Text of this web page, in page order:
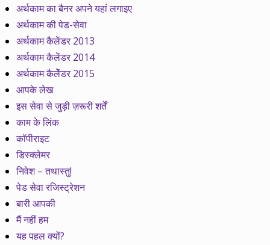
अर्थकाम का बैनर अपने यहां लगाइए
अर्थकाम की पेड-सेवा
अर्थकाम कैलेंडर 2013
अर्थकाम कैलेंडर 2014
अर्थकाम कैलेेंडर 2015
आपके लेख
इस सेवा से जुड़ी ज़रूरी शर्तें
काम के लिंक
कॉपीराइट
डिस्क्लेमर
निवेश – तथास्तु!
पेड सेवा रजिस्ट्रेशन
बारी आपकी
मैं नहीं हम
यह पहल क्यों?